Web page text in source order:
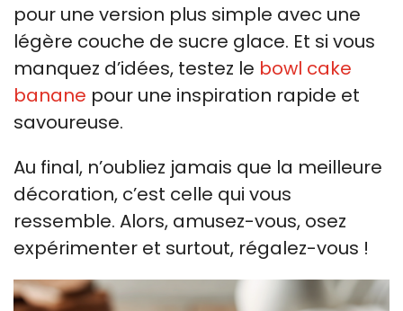
pour une version plus simple avec une
légère couche de sucre glace. Et si vous
manquez d’idées, testez le bowl cake
banane pour une inspiration rapide et
savoureuse.
Au final, n’oubliez jamais que la meilleure
décoration, c’est celle qui vous
ressemble. Alors, amusez-vous, osez
expérimenter et surtout, régalez-vous !